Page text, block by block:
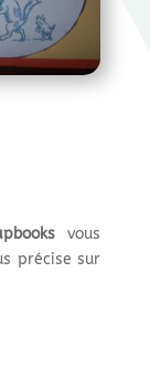
vous
précise sur